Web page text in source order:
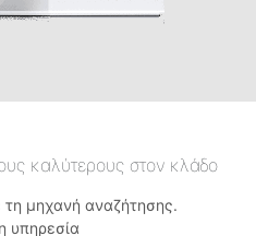
καλύτερους στον κλάδο
τη μηχανή αναζήτησης.
υπηρεσία